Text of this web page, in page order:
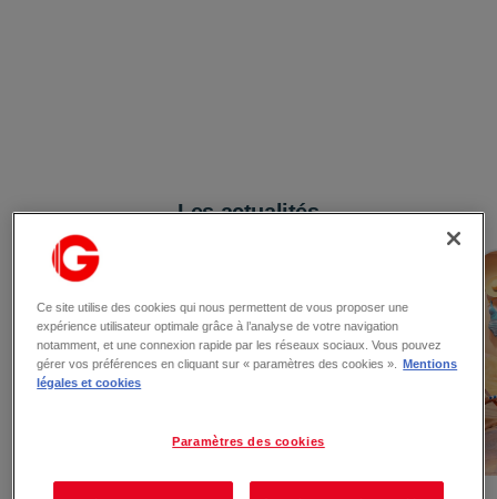
Les actualités
Ce site utilise des cookies qui nous permettent de vous proposer une
expérience utilisateur optimale grâce à l’analyse de votre navigation
notamment, et une connexion rapide par les réseaux sociaux. Vous pouvez
gérer vos préférences en cliquant sur « paramètres des cookies ».
Mentions
légales et cookies
Paramètres des cookies